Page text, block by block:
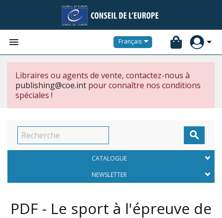
 Français
Libraires ou agents de vente, contactez-nous à
publishing@coe.int pour connaître nos conditions
spéciales !

CATALOGUE
NEWSLETTER
PDF - Le sport à l'épreuve de